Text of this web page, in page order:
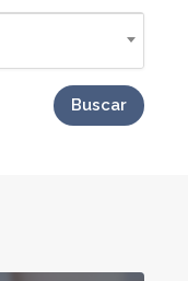
Buscar